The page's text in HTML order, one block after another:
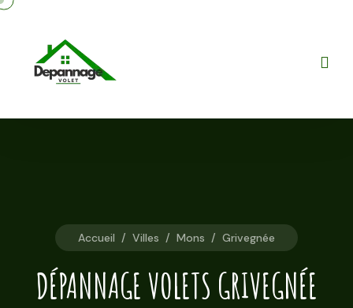
Accueil / Villes / Mons / Grivegnée
DÉPANNAGE VOLETS GRIVEGNÉE